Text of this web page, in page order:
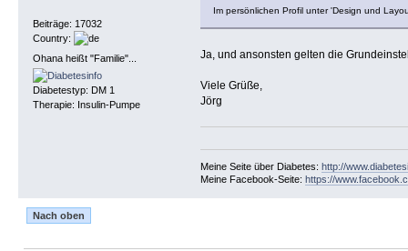
Beiträge: 17032
Country:
Ohana heißt "Familie"...
Diabetestyp: DM 1
Therapie: Insulin-Pumpe
Im persönlichen Profil unter 'Design und
Ja, und ansonsten gelten die
Viele Grüße,
Jörg
Meine Seite über Diabetes: http://
Meine Facebook-Seite: https://
Nach oben